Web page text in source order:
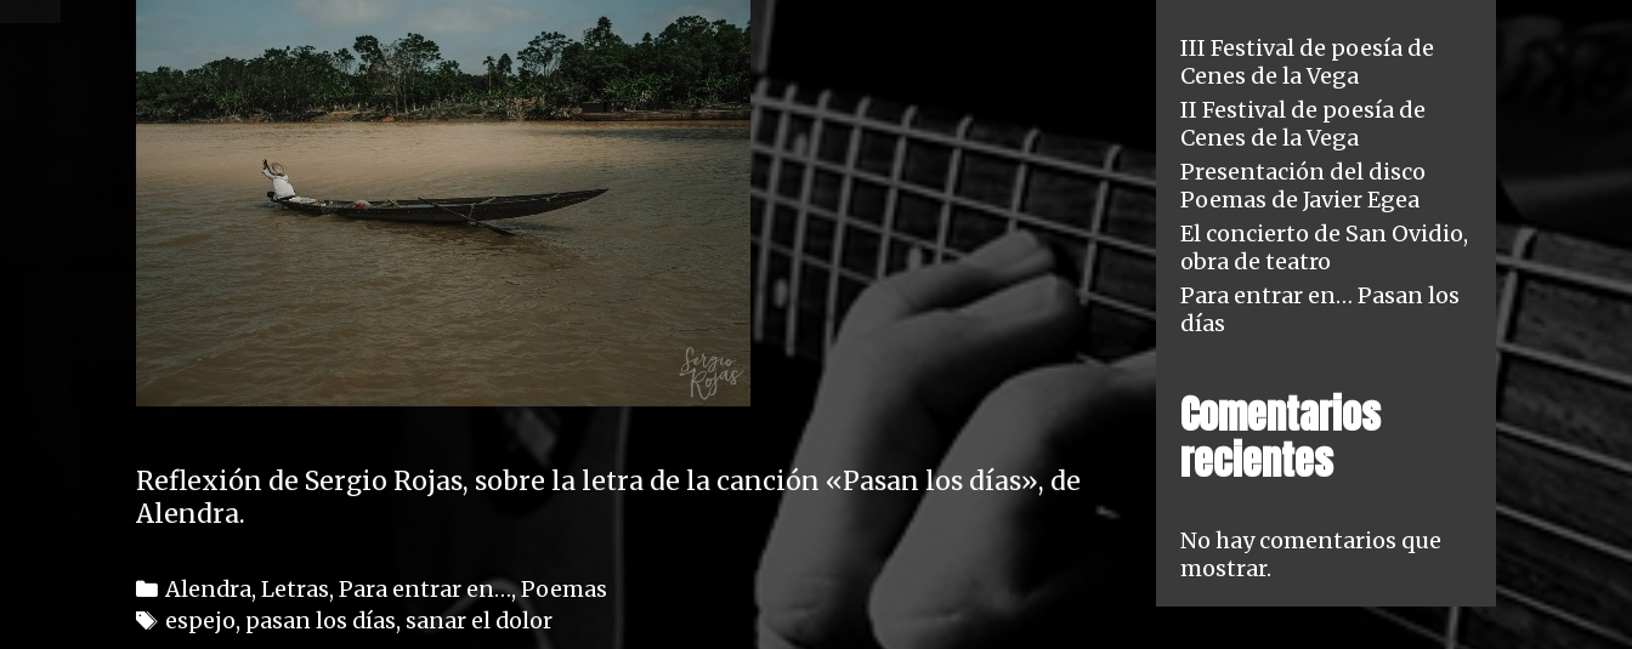
Reflexión de Sergio Rojas, sobre la letra de la canción «Pasan los días», de
Alendra.
C
a
Alendra, Letras, Para entrar en…,Poemas
T
espejo, pasan los días, sanar el dolor
III Festival de poesía de
Cenes de la Vega
II Festival de poesía de
Cenes de la Vega
Presentación del disco
Poemas de Javier Egea
El concierto de San Ovidio,
obra de teatro
Para entrar en… Pasan los
días
Comentarios
recientes
No hay comentarios que
mostrar.